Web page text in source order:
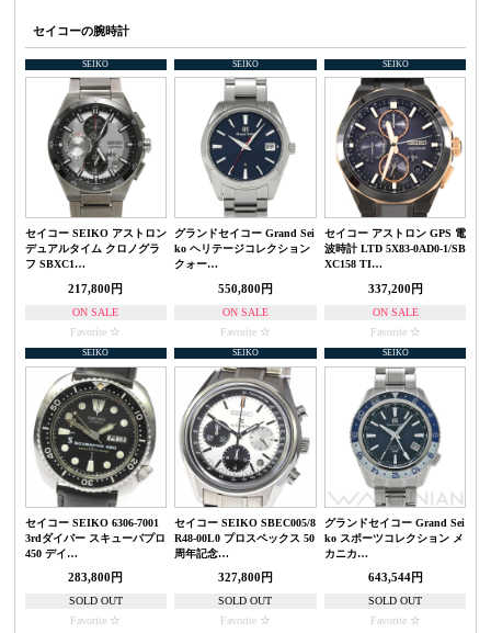
セイコーの腕時計
SEIKO
セイコー SEIKO アストロン
デュアルタイム クロノグラ
フ SBXC1…
217,800円
ON SALE
Favorite
SEIKO
グランドセイコー Grand Sei
ko ヘリテージコレクション
クォー…
550,800円
ON SALE
Favorite
SEIKO
セイコー アストロン GPS 電
波時計 LTD 5X83-0AD0-1/SB
XC158 TI…
337,200円
ON SALE
Favorite
SEIKO
セイコー SEIKO 6306-7001
3rdダイバー スキューバプロ
450 デイ…
283,800円
SOLD OUT
Favorite
SEIKO
セイコー SEIKO SBEC005/8
R48-00L0 プロスペックス 50
周年記念…
327,800円
SOLD OUT
Favorite
SEIKO
グランドセイコー Grand Sei
ko スポーツコレクション メ
カニカ…
643,544円
SOLD OUT
Favorite